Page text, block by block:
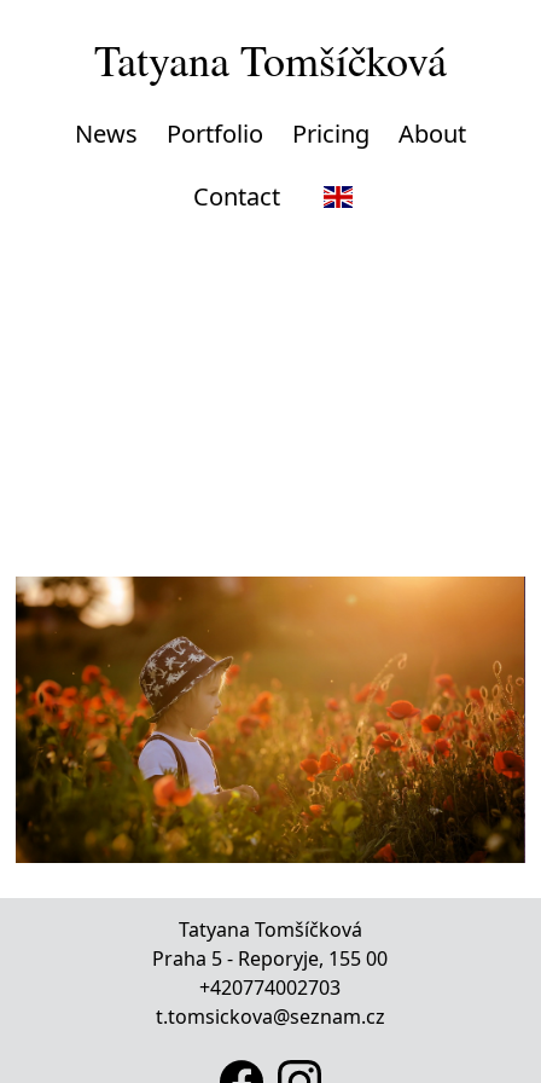
Tatyana Tomšíčková
News Portfolio Pricing
About
Contact
Tatyana Tomšíčková
Praha 5 - Reporyje, 155 00
+420774002703
t.tomsickova@seznam.cz